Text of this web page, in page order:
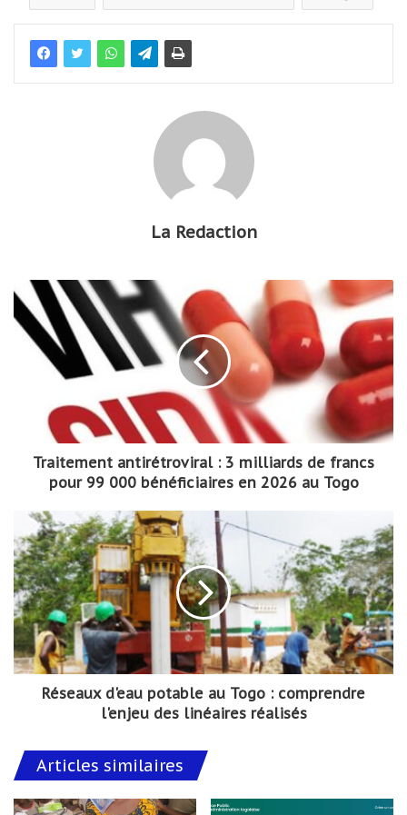
La Redaction
Traitement antirétroviral : 3 milliards de francs
pour 99 000 bénéficiaires en 2026 au Togo
Réseaux d'eau potable au Togo : comprendre
l'enjeu des linéaires réalisés
Articles similaires